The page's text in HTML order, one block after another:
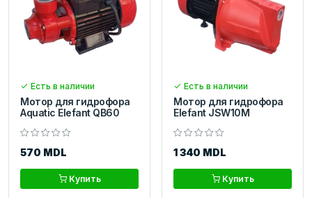
Есть в наличии
Мотор для гидрофора
Aquatic Elefant QB60
570 MDL
Купить
Есть в наличии
Мотор для гидрофора
Elefant JSW10M
1 340 MDL
Купить